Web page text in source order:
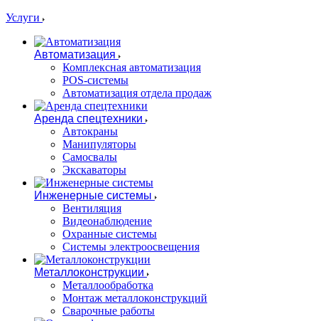
Услуги
Автоматизация
Комплексная автоматизация
POS-системы
Автоматизация отдела продаж
Аренда спецтехники
Автокраны
Манипуляторы
Самосвалы
Экскаваторы
Инженерные системы
Вентиляция
Видеонаблюдение
Охранные системы
Системы электроосвещения
Металлоконструкции
Металлообработка
Монтаж металлоконструкций
Сварочные работы